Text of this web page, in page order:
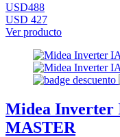
USD488
USD 427
Ver producto
Midea Inverter
MASTER